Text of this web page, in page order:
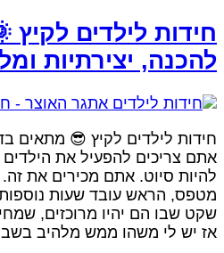
חידות לילדים לקיץ
להכנה, יצירתיות
חידות לילדים לקיץ 😎 מתאים
אתם צריכים להפעיל את
להיות סיוט. אתם מכירים את
מטפס, הראש עובד שעות
שקט שבו הם יהיו מרוכזים,
אז יש לי משהו ממש מלהיב